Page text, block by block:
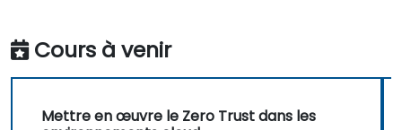
Cours à venir
Mettre en œuvre le Zero Trust dans les